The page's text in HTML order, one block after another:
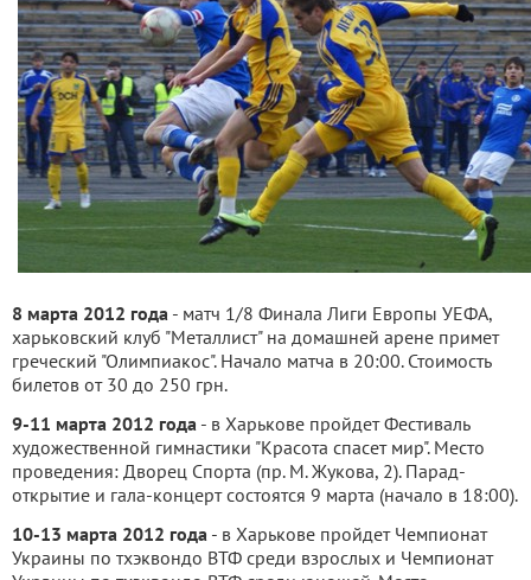
8 марта 2012 года - матч 1/8 Финала Лиги Европы УЕФА,
харьковский клуб "Металлист" на домашней арене примет
греческий "Олимпиакос". Начало матча в 20:00. Стоимость
билетов от 30 до 250 грн.
9-11 марта 2012 года - в Харькове пройдет Фестиваль
художественной гимнастики "Красота спасет мир". Место
проведения: Дворец Спорта (пр. М. Жукова, 2). Парад-
открытие и гала-концерт состоятся 9 марта (начало в 18:00).
10-13 марта 2012 года - в Харькове пройдет Чемпионат
Украины по тхэквондо ВТФ среди взрослых и Чемпионат